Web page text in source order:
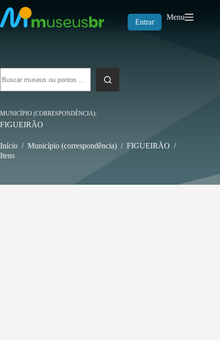
para
o
conteúdo
Entrar
Menu
resultados
MUNICÍPIO (CORRESPONDÊNCIA)
FIGUEIRÃO
Início / Município (correspondência) / FIGUEIRÃO /
Itens